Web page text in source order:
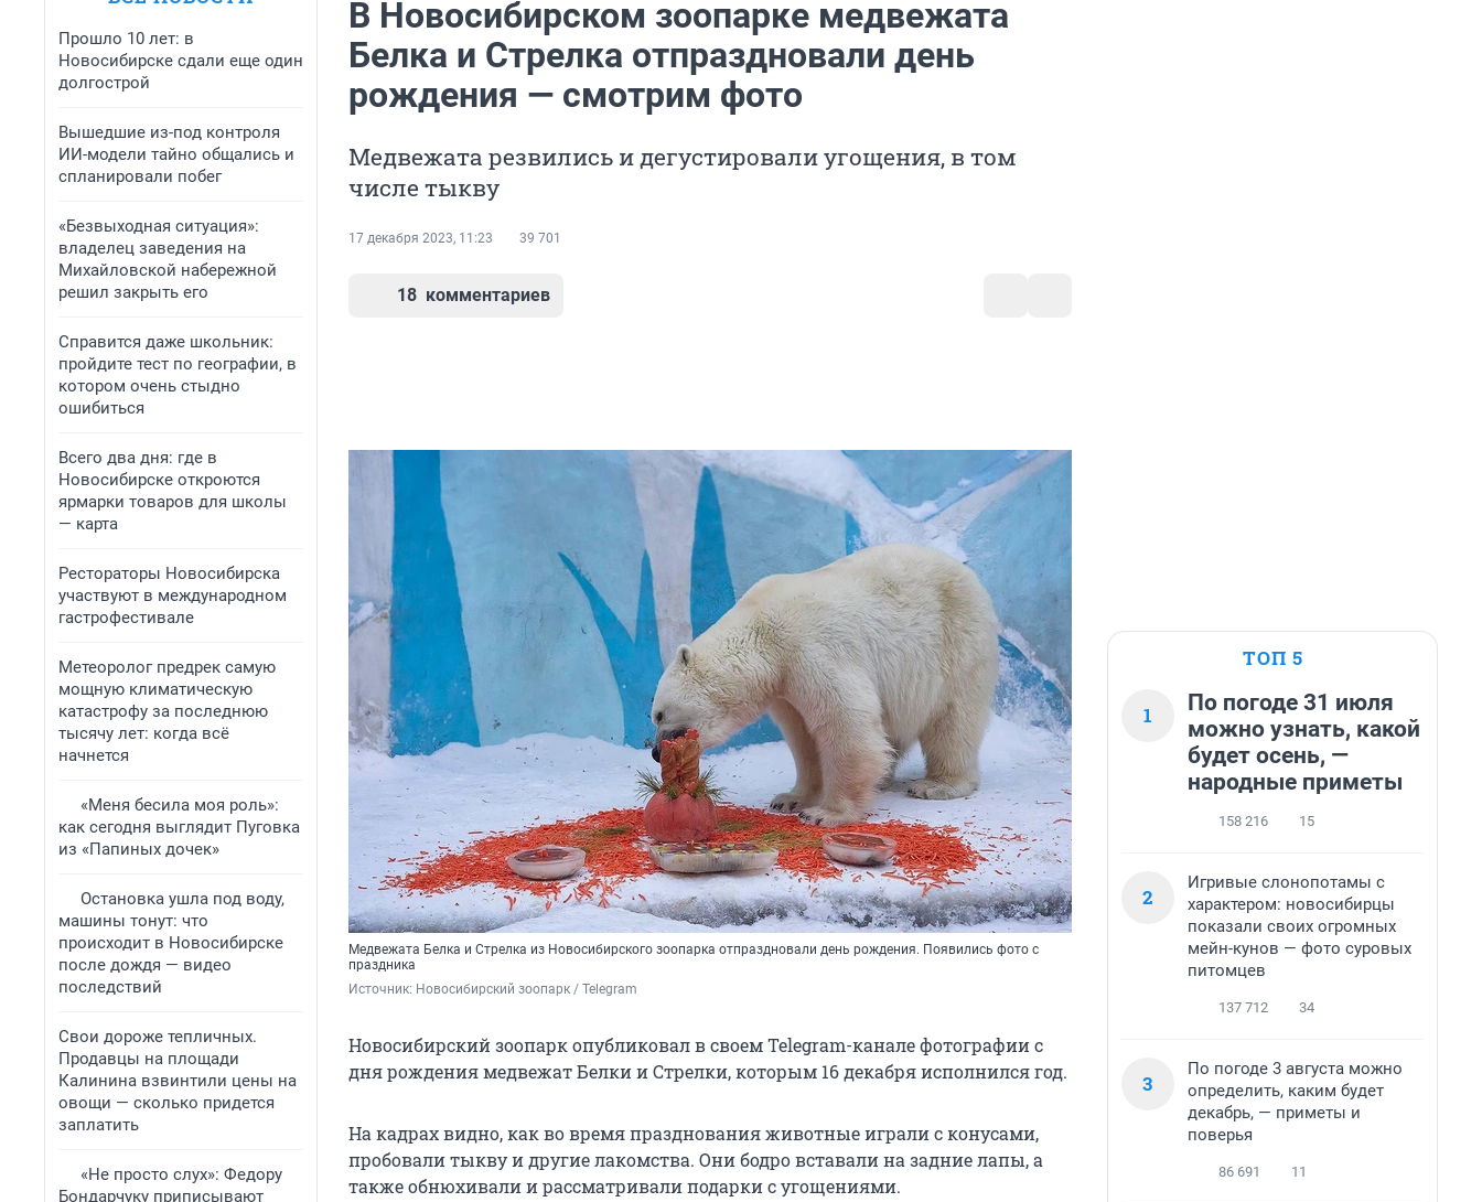
Прошло 10 лет: в
Новосибирске сдали еще один
долгострой
Вышедшие из-под контроля
ИИ-модели тайно общались и
спланировали побег
«Безвыходная ситуация»:
владелец заведения на
Михайловской набережной
решил закрыть его
Справится даже школьник:
пройдите тест по географии, в
котором очень стыдно
ошибиться
Всего два дня: где в
Новосибирске откроются
ярмарки товаров для школы
— карта
Рестораторы Новосибирска
участвуют в международном
гастрофестивале
Метеоролог предрек самую
мощную климатическую
катастрофу за последнюю
тысячу лет: когда всё
начнется
«Меня бесила моя роль»:
как сегодня выглядит Пуговка
из «Папиных дочек»
Остановка ушла под воду,
машины тонут: что
происходит в Новосибирске
после дождя — видео
последствий
Свои дороже тепличных.
Продавцы на площади
Калинина взвинтили цены на
овощи — сколько придется
заплатить
«Не просто слух»: Федору
Бондарчуку приписывают
В Новосибирском зоопарке медвежата
Белка и Стрелка отпраздновали день
рождения — смотрим фото
Медвежата резвились и дегустировали угощения, в том
числе тыкву
17 декабря 2023, 11:23 39 701
18 комментариев
Медвежата Белка и Стрелка из Новосибирского зоопарка отпраздновали день рождения. Появились фото с
праздника
Источник: Новосибирский зоопарк / Telegram
Новосибирский зоопарк опубликовал в своем Telegram-канале фотографии с
дня рождения медвежат Белки и Стрелки, которым 16 декабря исполнился год.
На кадрах видно, как во время празднования животные играли с конусами,
пробовали тыкву и другие лакомства. Они бодро вставали на задние лапы, а
также обнюхивали и рассматривали подарки с угощениями.
ТОП 5
1
По погоде 31 июля
можно узнать, какой
будет осень, —
народные приметы
158 216 15
2
Игривые слонопотамы с
характером: новосибирцы
показали своих огромных
мейн-кунов — фото суровых
питомцев
137 712 34
3
По погоде 3 августа можно
определить, каким будет
декабрь, — приметы и
поверья
86 691 11